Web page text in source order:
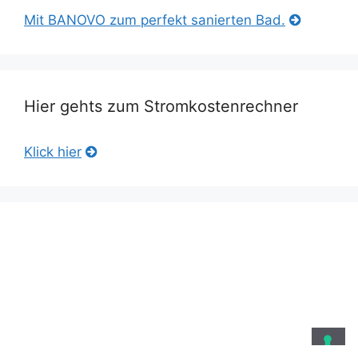
Mit BANOVO zum perfekt sanierten Bad.
Hier gehts zum Stromkostenrechner
Klick hier